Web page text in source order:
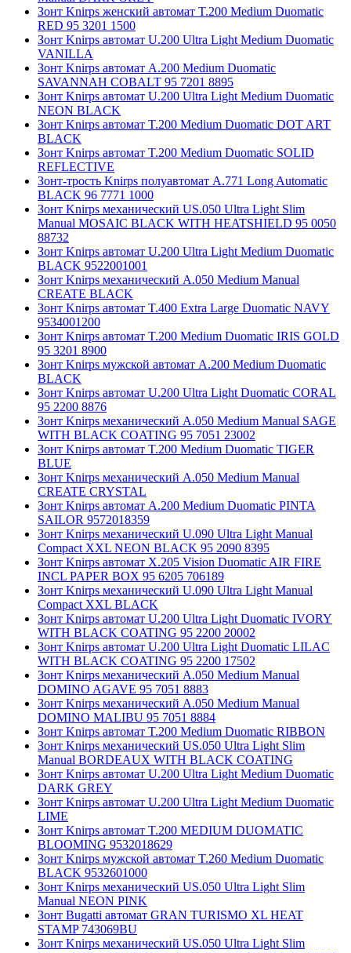
Зонт Knirps женский автомат T.200 Medium Duomatic
RED 95 3201 1500
Зонт Knirps автомат U.200 Ultra Light Medium Duomatic
VANILLA
Зонт Knirps автомат A.200 Medium Duomatic
SAVANNAH COBALT 95 7201 8895
Зонт Knirps автомат U.200 Ultra Light Medium Duomatic
NEON BLACK
Зонт Knirps автомат T.200 Medium Duomatic DOT ART
BLACK
Зонт Knirps автомат T.200 Medium Duomatic SOLID
REFLECTIVE
Зонт-трость Knirps полуавтомат A.771 Long Automatic
BLACK 96 7771 1000
Зонт Knirps механический US.050 Ultra Light Slim
Manual MOSAIC BLACK WITH HEATSHIELD 95 0050
88732
Зонт Knirps автомат U.200 Ultra Light Medium Duomatic
BLACK 9522001001
Зонт Knirps механический A.050 Medium Manual
CREATE BLACK
Зонт Knirps автомат T.400 Extra Large Duomatic NAVY
9534001200
Зонт Knirps автомат T.200 Medium Duomatic IRIS GOLD
95 3201 8900
Зонт Knirps мужской автомат A.200 Medium Duomatic
BLACK
Зонт Knirps автомат U.200 Ultra Light Duomatic CORAL
95 2200 8876
Зонт Knirps механический A.050 Medium Manual SAGE
WITH BLACK COATING 95 7051 23002
Зонт Knirps автомат T.200 Medium Duomatic TIGER
BLUE
Зонт Knirps механический A.050 Medium Manual
CREATE CRYSTAL
Зонт Knirps автомат A.200 Medium Duomatic PINTA
SAILOR 9572018359
Зонт Knirps механический U.090 Ultra Light Manual
Compact XXL NEON BLACK 95 2090 8395
Зонт Knirps автомат X.205 Vision Duomatic AIR FIRE
INCL PAPER BOX 95 6205 706189
Зонт Knirps механический U.090 Ultra Light Manual
Compact XXL BLACK
Зонт Knirps автомат U.200 Ultra Light Duomatic IVORY
WITH BLACK COATING 95 2200 20002
Зонт Knirps автомат U.200 Ultra Light Duomatic LILAC
WITH BLACK COATING 95 2200 17502
Зонт Knirps механический A.050 Medium Manual
DOMINO AGAVE 95 7051 8883
Зонт Knirps механический A.050 Medium Manual
DOMINO MALIBU 95 7051 8884
Зонт Knirps автомат T.200 Medium Duomatic RIBBON
Зонт Knirps механический US.050 Ultra Light Slim
Manual BORDEAUX WITH BLACK COATING
Зонт Knirps автомат U.200 Ultra Light Medium Duomatic
DARK GREY
Зонт Knirps автомат U.200 Ultra Light Medium Duomatic
LIME
Зонт Knirps автомат T.200 MEDIUM DUOMATIC
BLOOMING 9532018629
Зонт Knirps мужской автомат T.260 Medium Duomatic
BLACK 9532601000
Зонт Knirps механический US.050 Ultra Light Slim
Manual NEON PINK
Зонт Bugatti автомат GRAN TURISMO XL HEAT
STAMP 743069BU
Зонт Knirps механический US.050 Ultra Light Slim